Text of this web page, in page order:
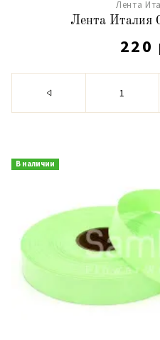
Лента
Лента Италия
220
В наличии